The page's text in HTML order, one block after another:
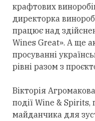
крафтових
директорка
працює над
Wines Great». А ще
просуванні
рівні разом з
Вікторія
події Wine & Spirits,
майданчика для